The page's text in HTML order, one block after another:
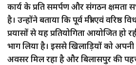
कार्य के प्रति समर्पण और संगठन क्षमता
है। उन्होंने बताया कि पूर्व मंत्री एवं
प्रयासों से यह प्रतियोगिता आयोजित हो
भाग लिया है। इससे खिलाड़ियों को अपनी
अवसर मिल रहा है और बिलासपुर की